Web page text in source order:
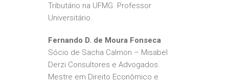
Tributário na UFMG. Professor
Universitário.
Fernando D. de Moura Fonseca
Sócio de Sacha Calmon – Misabel
Derzi Consultores e Advogados.
Mestre em Direito Econômico e